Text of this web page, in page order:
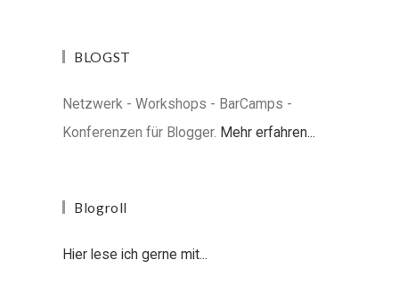
BLOGST
Netzwerk - Workshops - BarCamps -
Konferenzen für Blogger. Mehr erfahren...
Blogroll
Hier lese ich gerne mit...